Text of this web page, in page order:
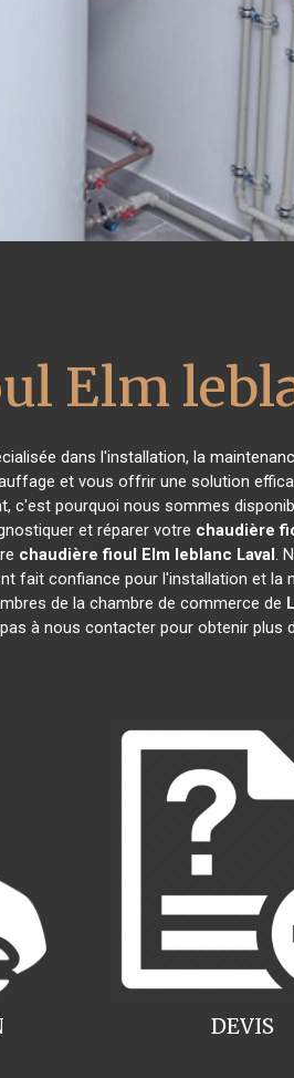
Elm
dans l'installation, la
et vous offrir une solution
c'est pourquoi nous sommes
et réparer votre chaudière
chaudière fioul Elm leblanc Laval.
fait confiance pour l'installation et la
de la chambre de commerce de
à nous contacter pour obtenir plus
DEVIS